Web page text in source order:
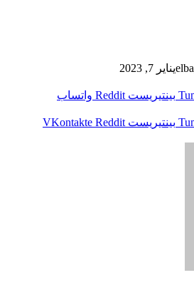
يناير 7, 2023
بينتيريست
واتساب
بينتيريست